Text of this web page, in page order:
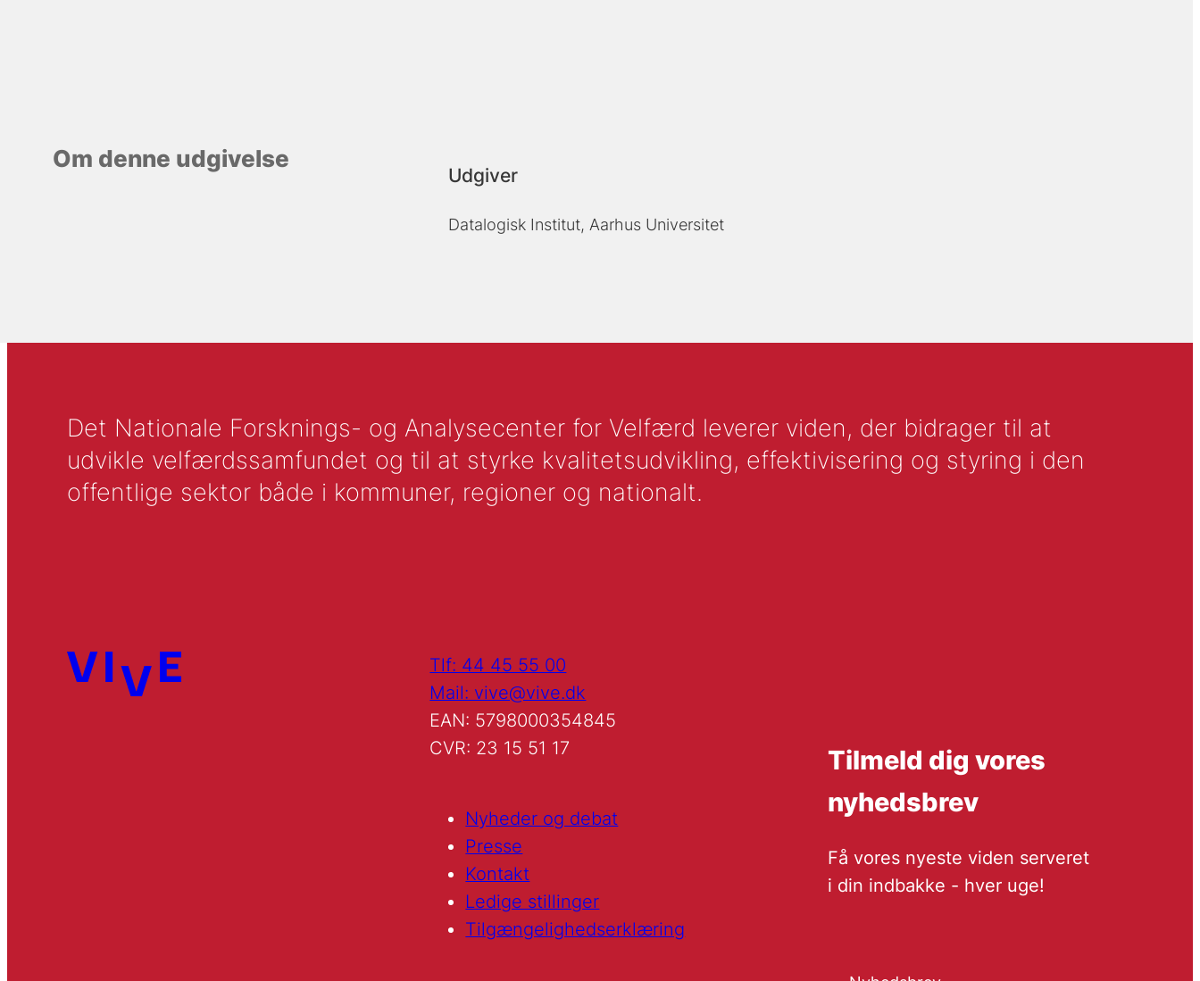
Om denne udgivelse
Udgiver
Datalogisk Institut, Aarhus Universitet
Det Nationale Forsknings- og Analysecenter for Velfærd leverer viden, der bidrager til at
udvikle velfærdssamfundet og til at styrke kvalitetsudvikling, effektivisering og styring i den
offentlige sektor både i kommuner, regioner og nationalt.
Tlf: 44 45 55 00
Mail: vive@vive.dk
EAN: 5798000354845
CVR: 23 15 51 17
Nyheder og debat
Presse
Kontakt
Ledige stillinger
Tilgængelighedserklæring
Tilmeld dig vores
nyhedsbrev
Få vores nyeste viden serveret
i din indbakke - hver uge!